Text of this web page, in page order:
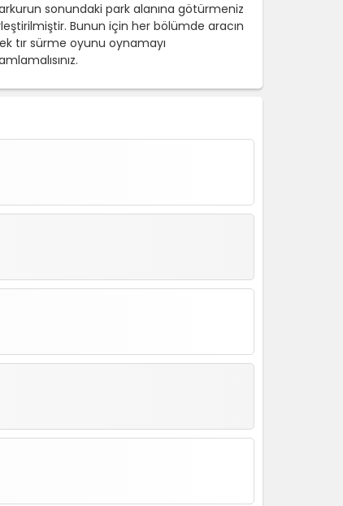
sonundaki park alanına götürmeniz
Bunun için her bölümde aracın
tır sürme oyunu oynamayı